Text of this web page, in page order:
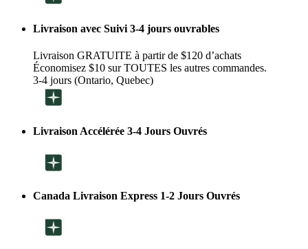
Livraison avec Suivi 3-4 jours ouvrables
Livraison GRATUITE à partir de $120 d’achats
Économisez $10 sur TOUTES les autres commandes.
3-4 jours (Ontario, Quebec)
Livraison Accélérée 3-4 Jours Ouvrés
Canada Livraison Express 1-2 Jours Ouvrés